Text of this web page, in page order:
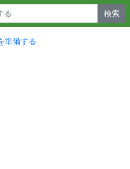
検索
準備する